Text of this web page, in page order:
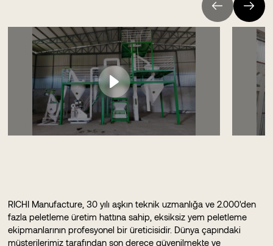
RICHI Manufacture, 30 yılı aşkın teknik uzmanlığa ve 2.000'den
fazla peletleme üretim hattına sahip, eksiksiz yem peletleme
ekipmanlarının profesyonel bir üreticisidir. Dünya çapındaki
müşterilerimiz tarafından son derece güvenilmekte ve